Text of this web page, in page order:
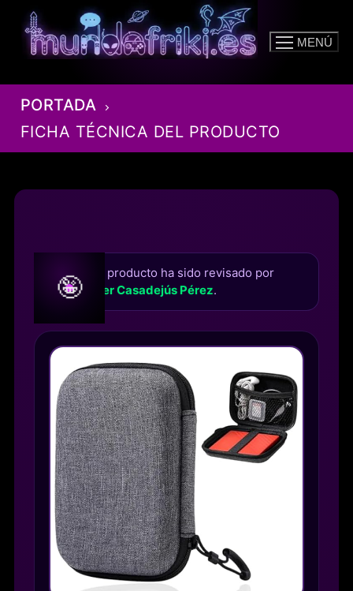
contenido
MENÚ
PORTADA
FICHA TÉCNICA DEL PRODUCTO
🤪 Este producto ha sido revisado por
Roger Casadejús Pérez.